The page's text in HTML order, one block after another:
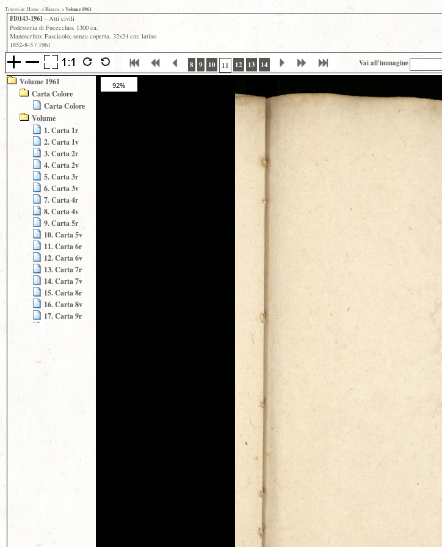
Ti trovi in: Home-> Ricerca-> Volume 1961
FI0143-1961- Atti civili
Podesteria di Fucecchio, 1300 ca.
Manoscritto; Fascicolo, senza coperta, 32x24 cm; latino
1852-8-5 / 1961
8 9 10 11 12 13 14 Vai all'immagine
Volume 1961
Carta Colore
Carta Colore
Volume
1. Carta 1r
2. Carta 1v
3. Carta 2r
4. Carta 2v
5. Carta 3r
6. Carta 3v
7. Carta 4r
8. Carta 4v
9. Carta 5r
10. Carta 5v
11. Carta 6r
12. Carta 6v
13. Carta 7r
14. Carta 7v
15. Carta 8r
16. Carta 8v
17. Carta 9r
92%